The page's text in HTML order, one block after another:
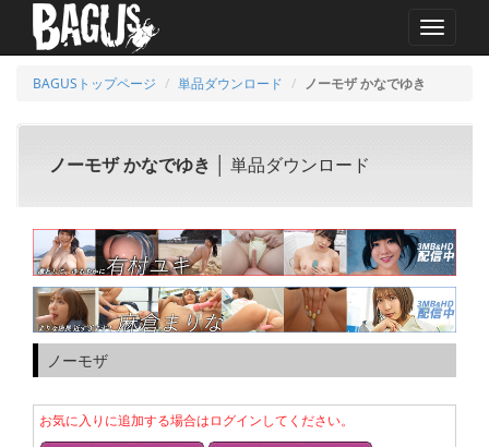
MENU
BAGUSトップページ 単品ダウンロード ノーモザ かなでゆき
ノーモザ かなでゆき │ 単品ダウンロード
ノーモザ
お気に入りに追加する場合はログインしてください。